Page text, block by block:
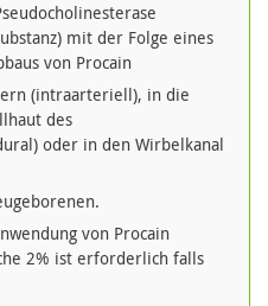
mit der Folge eines
von Procain
(intraarteriell), in die
des
oder in den Wirbelkanal
von Procain
2% ist erforderlich falls